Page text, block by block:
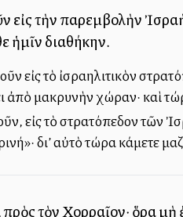
εἰς τὴν παρεμβολὴν
ἡμῖν διαθήκην.
εἰς τὸ ἰσραηλιτικὸν
ἀπὸ μακρυνὴν χώραν· καὶ
εἰς τὸ στρατόπεδον τῶν
δι’ αὐτὸ τώρα κάμετε
πρὸς τὸν Χορραῖον· ὅρα